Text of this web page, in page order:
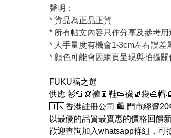
聲明：
* 貨品為正品正貨
* 所有帖文內容只作分享及參考
* 人手量度有機會1-3cm左右誤差
* 顏色可能會因網頁呈現與拍攝
FUKU福之選
供應 衫👕👗褲👖鞋👟襪🧦袋👜帽
🇭🇰香港註冊公司 🛍 門市經營20
以最優的品質最實惠的價格回饋
歡迎查詢加入whatsapp群組，可